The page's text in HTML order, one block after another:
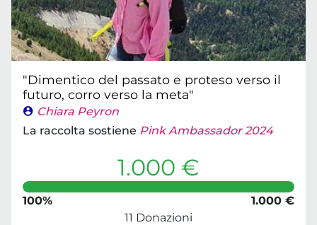
"Dimentico del passato e proteso verso il
futuro, corro verso la meta"
Chiara Peyron
La raccolta sostiene Pink Ambassador 2024
1.000 €
100%
1.000 €
11 Donazioni